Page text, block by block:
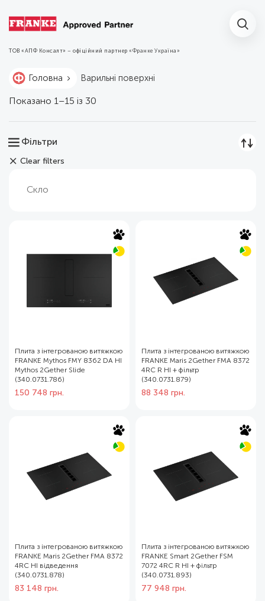
ТОВ «АПФ Консалт» – офіційний партнер «Франке Україна»
Головна Варильні поверхні
Показано 1–15 із 30
Фільтри
Clear filters
Скло
Плита з інтегрованою витяжкою
FRANKE Mythos FMY 8362 DA HI
Mythos 2Gether Slide
(340.0731.786)
150 748 грн.
Плита з інтегрованою витяжкою
FRANKE Maris 2Gether FMA 8372
4RC R HI + фільтр
(340.0731.879)
88 348 грн.
Плита з інтегрованою витяжкою
FRANKE Maris 2Gether FMA 8372
4RC HI відведення
(340.0731.878)
83 148 грн.
Плита з інтегрованою витяжкою
FRANKE Smart 2Gether FSM
7072 4RC R HI + фільтр
(340.0731.893)
77 948 грн.